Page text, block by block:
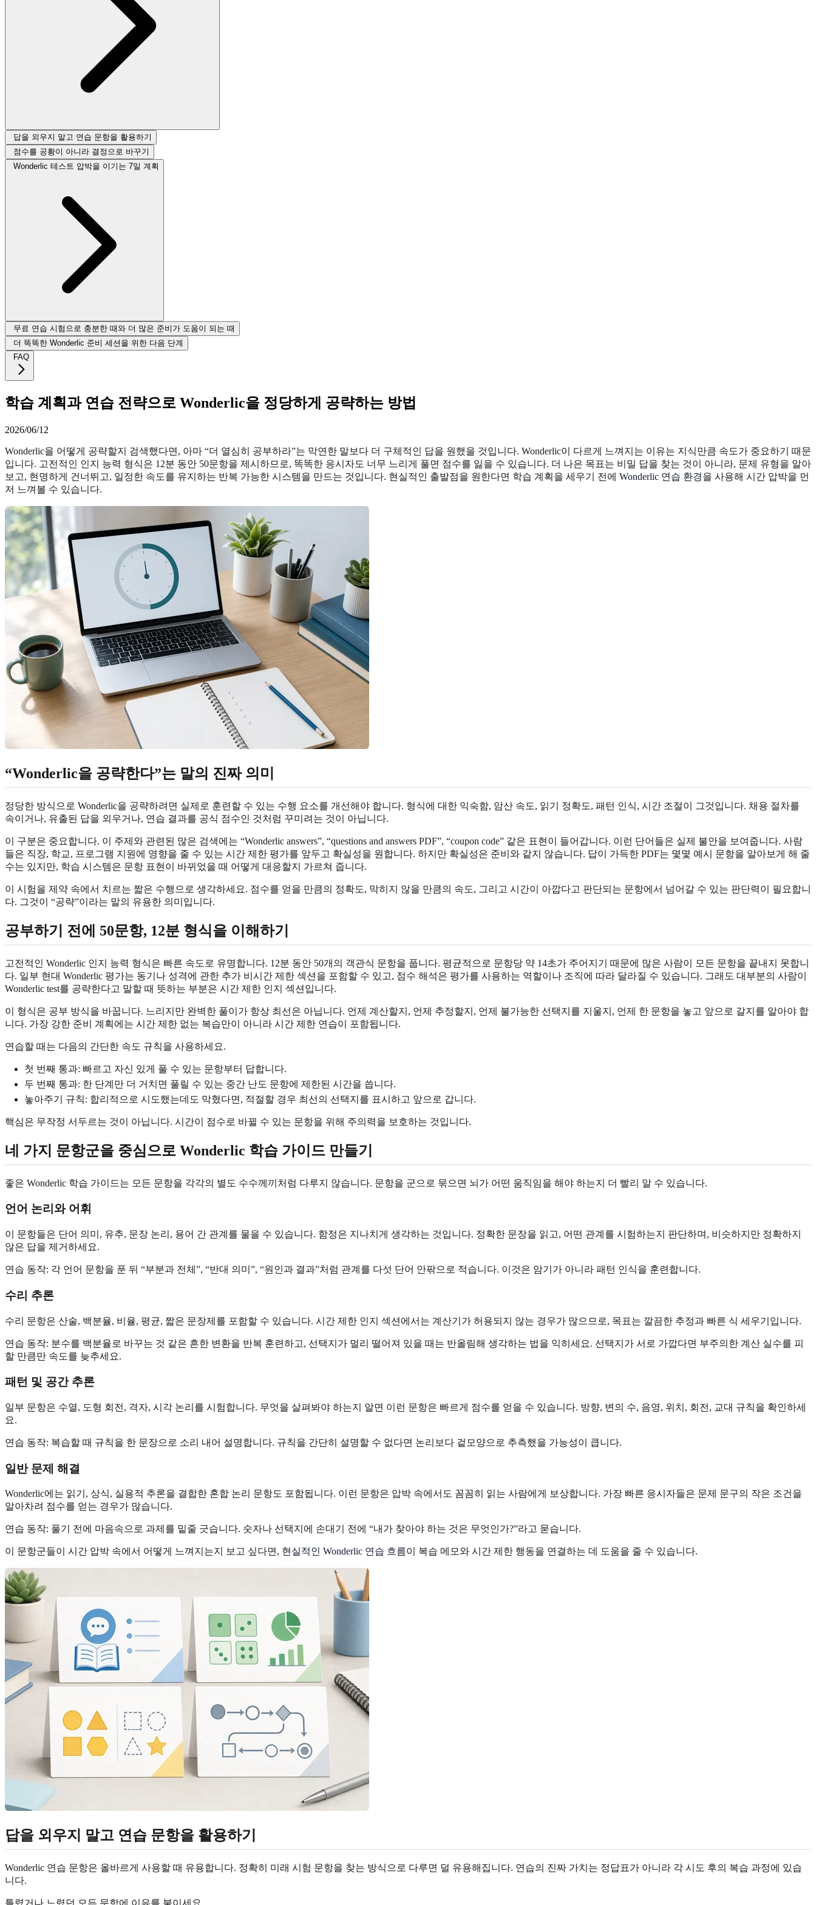
답을 외우지 말고 연습 문항을 활용하기
점수를 공황이 아니라 결정으로 바꾸기
Wonderlic 테스트 압박을 이기는 7일 계획
무료 연습 시험으로 충분한 때와 더 많은 준비가 도움이 되는 때
더 똑똑한 Wonderlic 준비 세션을 위한 다음 단계
FAQ
학습 계획과 연습 전략으로 Wonderlic을 정당하게 공략하는 방법
2026/06/12
Wonderlic을 어떻게 공략할지 검색했다면, 아마 “더 열심히 공부하라”는 막연한 말보다 더 구체적인 답을 원했을 것입니다. Wonderlic이 다르게 느껴지는 이유는 지식만큼 속도가 중요하기 때문
입니다. 고전적인 인지 능력 형식은 12분 동안 50문항을 제시하므로, 똑똑한 응시자도 너무 느리게 풀면 점수를 잃을 수 있습니다. 더 나은 목표는 비밀 답을 찾는 것이 아니라, 문제 유형을 알아
보고, 현명하게 건너뛰고, 일정한 속도를 유지하는 반복 가능한 시스템을 만드는 것입니다. 현실적인 출발점을 원한다면 학습 계획을 세우기 전에 Wonderlic 연습 환경을 사용해 시간 압박을 먼
저 느껴볼 수 있습니다.
“Wonderlic을 공략한다”는 말의 진짜 의미
정당한 방식으로 Wonderlic을 공략하려면 실제로 훈련할 수 있는 수행 요소를 개선해야 합니다. 형식에 대한 익숙함, 암산 속도, 읽기 정확도, 패턴 인식, 시간 조절이 그것입니다. 채용 절차를
속이거나, 유출된 답을 외우거나, 연습 결과를 공식 점수인 것처럼 꾸미려는 것이 아닙니다.
이 구분은 중요합니다. 이 주제와 관련된 많은 검색에는 “Wonderlic answers”, “questions and answers PDF”, “coupon code” 같은 표현이 들어갑니다. 이런 단어들은 실제 불안을 보여줍니다. 사람
들은 직장, 학교, 프로그램 지원에 영향을 줄 수 있는 시간 제한 평가를 앞두고 확실성을 원합니다. 하지만 확실성은 준비와 같지 않습니다. 답이 가득한 PDF는 몇몇 예시 문항을 알아보게 해 줄
수는 있지만, 학습 시스템은 문항 표현이 바뀌었을 때 어떻게 대응할지 가르쳐 줍니다.
이 시험을 제약 속에서 치르는 짧은 수행으로 생각하세요. 점수를 얻을 만큼의 정확도, 막히지 않을 만큼의 속도, 그리고 시간이 아깝다고 판단되는 문항에서 넘어갈 수 있는 판단력이 필요합니
다. 그것이 “공략”이라는 말의 유용한 의미입니다.
공부하기 전에 50문항, 12분 형식을 이해하기
고전적인 Wonderlic 인지 능력 형식은 빠른 속도로 유명합니다. 12분 동안 50개의 객관식 문항을 풉니다. 평균적으로 문항당 약 14초가 주어지기 때문에 많은 사람이 모든 문항을 끝내지 못합니
다. 일부 현대 Wonderlic 평가는 동기나 성격에 관한 추가 비시간 제한 섹션을 포함할 수 있고, 점수 해석은 평가를 사용하는 역할이나 조직에 따라 달라질 수 있습니다. 그래도 대부분의 사람이
Wonderlic test를 공략한다고 말할 때 뜻하는 부분은 시간 제한 인지 섹션입니다.
이 형식은 공부 방식을 바꿉니다. 느리지만 완벽한 풀이가 항상 최선은 아닙니다. 언제 계산할지, 언제 추정할지, 언제 불가능한 선택지를 지울지, 언제 한 문항을 놓고 앞으로 갈지를 알아야 합
니다. 가장 강한 준비 계획에는 시간 제한 없는 복습만이 아니라 시간 제한 연습이 포함됩니다.
연습할 때는 다음의 간단한 속도 규칙을 사용하세요.
첫 번째 통과: 빠르고 자신 있게 풀 수 있는 문항부터 답합니다.
두 번째 통과: 한 단계만 더 거치면 풀릴 수 있는 중간 난도 문항에 제한된 시간을 씁니다.
놓아주기 규칙: 합리적으로 시도했는데도 막혔다면, 적절할 경우 최선의 선택지를 표시하고 앞으로 갑니다.
핵심은 무작정 서두르는 것이 아닙니다. 시간이 점수로 바뀔 수 있는 문항을 위해 주의력을 보호하는 것입니다.
네 가지 문항군을 중심으로 Wonderlic 학습 가이드 만들기
좋은 Wonderlic 학습 가이드는 모든 문항을 각각의 별도 수수께끼처럼 다루지 않습니다. 문항을 군으로 묶으면 뇌가 어떤 움직임을 해야 하는지 더 빨리 알 수 있습니다.
언어 논리와 어휘
이 문항들은 단어 의미, 유추, 문장 논리, 용어 간 관계를 물을 수 있습니다. 함정은 지나치게 생각하는 것입니다. 정확한 문장을 읽고, 어떤 관계를 시험하는지 판단하며, 비슷하지만 정확하지
않은 답을 제거하세요.
연습 동작: 각 언어 문항을 푼 뒤 “부분과 전체”, “반대 의미”, “원인과 결과”처럼 관계를 다섯 단어 안팎으로 적습니다. 이것은 암기가 아니라 패턴 인식을 훈련합니다.
수리 추론
수리 문항은 산술, 백분율, 비율, 평균, 짧은 문장제를 포함할 수 있습니다. 시간 제한 인지 섹션에서는 계산기가 허용되지 않는 경우가 많으므로, 목표는 깔끔한 추정과 빠른 식 세우기입니다.
연습 동작: 분수를 백분율로 바꾸는 것 같은 흔한 변환을 반복 훈련하고, 선택지가 멀리 떨어져 있을 때는 반올림해 생각하는 법을 익히세요. 선택지가 서로 가깝다면 부주의한 계산 실수를 피
할 만큼만 속도를 늦추세요.
패턴 및 공간 추론
일부 문항은 수열, 도형 회전, 격자, 시각 논리를 시험합니다. 무엇을 살펴봐야 하는지 알면 이런 문항은 빠르게 점수를 얻을 수 있습니다. 방향, 변의 수, 음영, 위치, 회전, 교대 규칙을 확인하세
요.
연습 동작: 복습할 때 규칙을 한 문장으로 소리 내어 설명합니다. 규칙을 간단히 설명할 수 없다면 논리보다 겉모양으로 추측했을 가능성이 큽니다.
일반 문제 해결
Wonderlic에는 읽기, 상식, 실용적 추론을 결합한 혼합 논리 문항도 포함됩니다. 이런 문항은 압박 속에서도 꼼꼼히 읽는 사람에게 보상합니다. 가장 빠른 응시자들은 문제 문구의 작은 조건을
알아차려 점수를 얻는 경우가 많습니다.
연습 동작: 풀기 전에 마음속으로 과제를 밑줄 긋습니다. 숫자나 선택지에 손대기 전에 “내가 찾아야 하는 것은 무엇인가?”라고 묻습니다.
이 문항군들이 시간 압박 속에서 어떻게 느껴지는지 보고 싶다면, 현실적인 Wonderlic 연습 흐름이 복습 메모와 시간 제한 행동을 연결하는 데 도움을 줄 수 있습니다.
답을 외우지 말고 연습 문항을 활용하기
Wonderlic 연습 문항은 올바르게 사용할 때 유용합니다. 정확히 미래 시험 문항을 찾는 방식으로 다루면 덜 유용해집니다. 연습의 진짜 가치는 정답표가 아니라 각 시도 후의 복습 과정에 있습
니다.